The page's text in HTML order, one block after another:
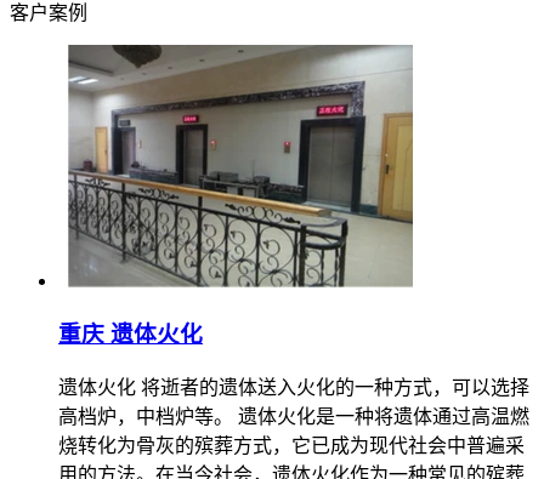
客户案例
重庆 遗体火化
遗体火化 将逝者的遗体送入火化的一种方式，可以选择
高档炉，中档炉等。 遗体火化是一种将遗体通过高温燃
烧转化为骨灰的殡葬方式，它已成为现代社会中普遍采
用的方法。在当今社会，遗体火化作为一种常见的殡葬